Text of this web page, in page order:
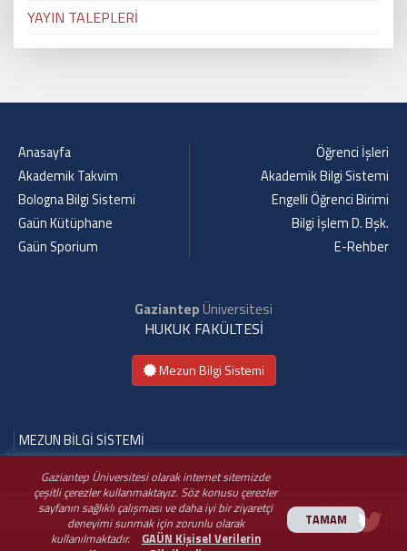
Gaziantep Üniversitesi olarak internet sitemizde
çeşitli çerezler kullanmaktayız. Söz konusu çerezler
sayfanın sağlıklı çalışması ve daha iyi bir ziyaretçi
deneyimi sunmak için zorunlu olarak
kullanılmaktadır.
GAÜN Kişisel Verilerin
TAMAM
YAYIN TALEPLERİ
Anasayfa
Akademik Takvim
Bologna Bilgi Sistemi
Gaün Kütüphane
Gaün Sporium
Öğrenci İşleri
Akademik Bilgi Sistemi
Engelli Öğrenci Birimi
Bilgi İşlem D. Bşk.
E-Rehber
GaziantepÜniversitesi
HUKUK FAKÜLTESİ
Mezun Bilgi Sistemi
MEZUN BİLGİ SİSTEMİ